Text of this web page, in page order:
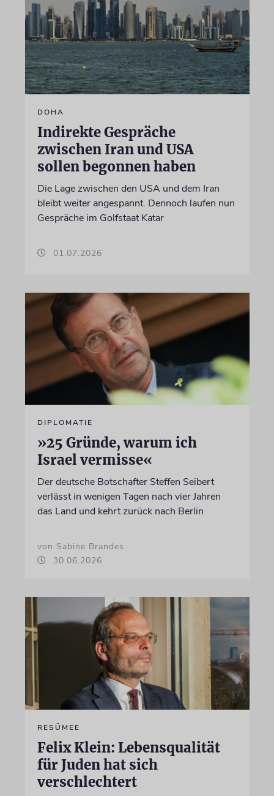
DOHA
Indirekte Gespräche
zwischen Iran und USA
sollen begonnen haben
Die Lage zwischen den USA und dem Iran
bleibt weiter angespannt. Dennoch laufen nun
Gespräche im Golfstaat Katar
01.07.2026
DIPLOMATIE
»25 Gründe, warum ich
Israel vermisse«
Der deutsche Botschafter Steffen Seibert
verlässt in wenigen Tagen nach vier Jahren
das Land und kehrt zurück nach Berlin
von Sabine Brandes
30.06.2026
RESÜMEE
Felix Klein: Lebensqualität
für Juden hat sich
verschlechtert